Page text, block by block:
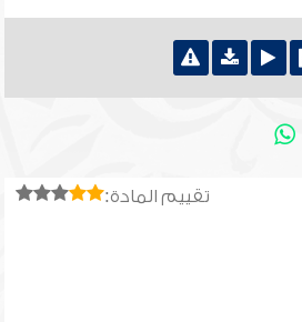
تقييم المادة: